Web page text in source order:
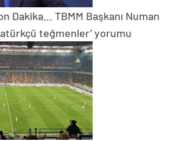
Dakika… TBMM Başkanı Numan
teğmenler’ yorumu